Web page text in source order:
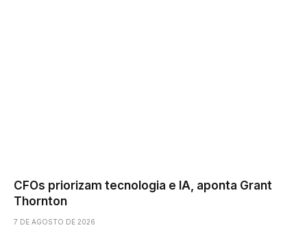
CFOs priorizam tecnologia e IA, aponta Grant
Thornton
7 DE AGOSTO DE 2026